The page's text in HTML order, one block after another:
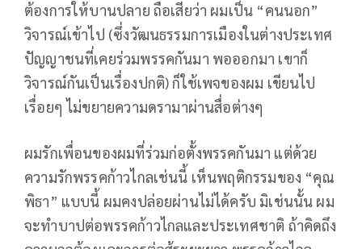
ต้องการให้บานปลาย ถือเสียว่า ผมเป็น “คนนอก”
วิจารณ์เข้าไป (ซึ่งวัฒนธรรมการเมืองในต่างประเทศ
ปัญญาชนที่เคยร่วมพรรคกันมา พอออกมา เขาก็
วิจารณ์กันเป็นเรื่องปกติ) ก็ใช้เพจของผม เขียนไป
เรื่อยๆ ไม่ขยายความดรามาผ่านสื่อต่างๆ
ผมรักเพื่อนของผมที่ร่วมก่อตั้งพรรคกันมา แต่ด้วย
ความรักพรรคก้าวไกลเช่นนี้ เห็นพฤติกรรมของ “คุณ
พิธา” แบบนี้ ผมคงปล่อยผ่านไม่ได้ครับ มิเช่นนั้น ผม
จะทำบาปต่อพรรคก้าวไกลและประเทศชาติ ถ้าคิดถึง